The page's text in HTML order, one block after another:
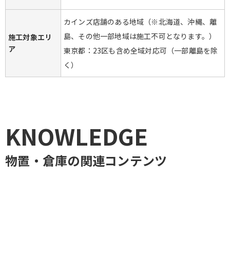
施工対象エリ
ア
カインズ店舗のある地域（※北海道、沖縄、離
島、その他一部地域は施工不可となります。）
東京都：23区も含め全域対応可（一部離島を除
く）
KNOWLEDGE
物置・倉庫の関連コンテンツ